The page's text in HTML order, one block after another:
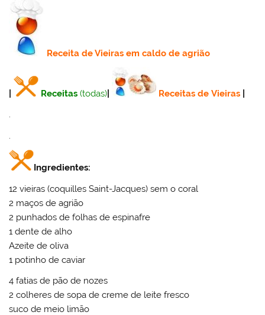
Receitade Vieiras em caldo de agrião
Receitas (todas) Receitas de Vieiras
.
.
Ingredientes:
12 vieiras (coquilles Saint-Jacques) sem o coral
2 maços de agrião
2 punhados de folhas de espinafre
1 dente de alho
Azeite de oliva
1 potinho de caviar
4 fatias de pão de nozes
2 colheres de sopa de creme de leite fresco
suco de meio limão